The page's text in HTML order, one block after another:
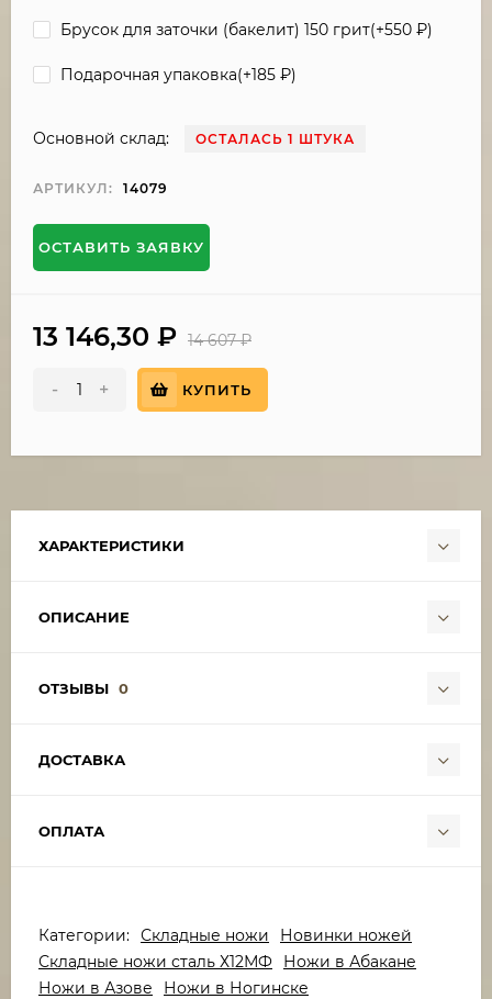
Брусок для заточки (бакелит) 150 грит(+550 ₽)
Подарочная упаковка(+185 ₽)
Основной склад: ОСТАЛАСЬ 1 ШТУКА
АРТИКУЛ: 14079
ОСТАВИТЬ ЗАЯВКУ
13 146,30 ₽ 14 607₽
- + КУПИТЬ
ХАРАКТЕРИСТИКИ
ОПИСАНИЕ
ОТЗЫВЫ 0
ДОСТАВКА
ОПЛАТА
Категории: Складные ножи
Новинки ножей
Складные ножи сталь Х12МФ
Ножи в Абакане
Ножи в Азове
Ножи в Ногинске